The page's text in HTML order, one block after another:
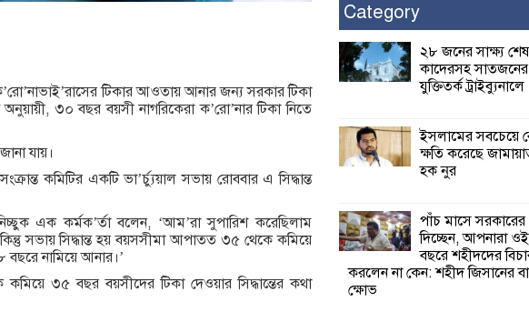
টিকার আওতায় আনার জন্য সরকার টিকা
অনুয়ায়ী, ৩০ বছর বয়সী নাগরিকেরা ক’রো’নার টিকা নিতে
যায়।
কমিটির একটি ভা’র্চ্যুয়াল সভায় রোববার এ সিদ্ধান্ত
এক কর্মক’র্তা বলেন, ‘আম’রা সুপারিশ করেছিলাম
সভায় সিদ্ধান্ত হয় বয়সসীমা আপাতত ৩৫ থেকে কমিয়ে
বছরে নামিয়ে আনার।’
৩৫ বছর বয়সীদের টিকা দেওয়ার সিদ্ধান্তের কথা
ক্ষতি করেছে
নুরুল হক নুর
পাঁচ মাসে সরকারের
বছরে শহীদদের
করলেন না কেন: শহীদ জিসানের
ক্ষোভ
কালিগঞ্জে নিখোঁজ
মরদেহ অবশেষে
ইছামতী নদীতে
Category
২৮ জনের সাক্ষ্য
কাদেরসহ সাতজনের
যুক্তিতর্ক ট্রাইব্যুনালে
ইসলামের সবচেয়ে
ক্ষতি করেছে
হক নুর
পাঁচ মাসে
দিচ্ছেন, আপনারা
বছরে শহীদদের
করলেন না কেন: শহীদ জিসানের
ক্ষোভ